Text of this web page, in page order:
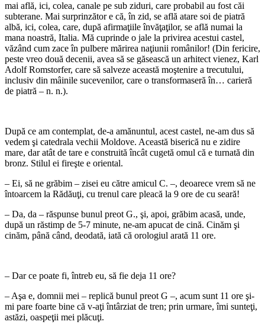
mai află, ici, colea, canale pe sub ziduri, care probabil au fost căi
subterane. Mai surprinzător e că, în zid, se află atare soi de piatră
albă, ici, colea, care, după afirmaţiile învăţaţilor, se află numai la
mana noastră, Italia. Mă cuprinde o jale la privirea acestui castel,
văzând cum zace în pulbere mărirea naţiunii românilor! (Din fericire,
peste vreo două decenii, avea să se găsească un arhitect vienez, Karl
Adolf Romstorfer, care să salveze această moştenire a trecutului,
inclusiv din mâinile sucevenilor, care o transformaseră în… carieră
de piatră – n. n.).
După ce am contemplat, de-a amănuntul, acest castel, ne-am dus să
vedem şi catedrala vechii Moldove. Această biserică nu e zidire
mare, dar atât de tare e construită încât cugetă omul că e turnată din
bronz. Stilul ei fireşte e oriental.
– Ei, să ne grăbim – zisei eu către amicul C. –, deoarece vrem să ne
întoarcem la Rădăuţi, cu trenul care pleacă la 9 ore de cu seară!
– Da, da – răspunse bunul preot G., şi, apoi, grăbim acasă, unde,
după un răstimp de 5-7 minute, ne-am apucat de cină. Cinăm şi
cinăm, până când, deodată, iată că orologiul arată 11 ore.
– Dar ce poate fi, întreb eu, să fie deja 11 ore?
– Aşa e, domnii mei – replică bunul preot G –, acum sunt 11 ore şi-
mi pare foarte bine că v-aţi întârziat de tren; prin urmare, îmi sunteţi,
astăzi, oaspeţii mei plăcuţi.